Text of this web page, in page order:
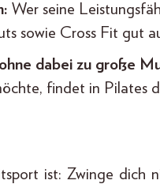
Wer seine
sowie Cross Fit gut
dabei zu große
findet in Pilates
ist: Zwinge dich